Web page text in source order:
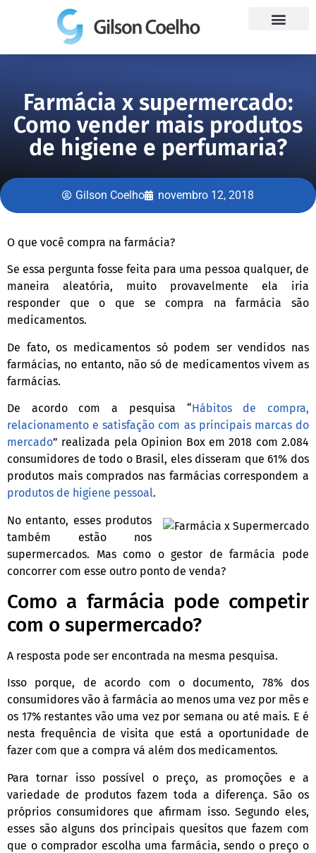
Farmácia x supermercado:
Como vender mais produtos
de higiene e perfumaria?
Gilson Coelho novembro 12, 2018
O que você compra na farmácia?
Se essa pergunta fosse feita para uma pessoa qualquer, de
maneira aleatória, muito provavelmente ela iria
responder que o que se compra na farmácia são
medicamentos.
De fato, os medicamentos só podem ser vendidos nas
farmácias, no entanto, não só de medicamentos vivem as
farmácias.
De acordo com a pesquisa “Hábitos de compra,
relacionamento e satisfação com as principais marcas do
mercado” realizada pela Opinion Box em 2018 com 2.084
consumidores de todo o Brasil, eles disseram que 61% dos
produtos mais comprados nas farmácias correspondem a
produtos de higiene pessoal.
No entanto, esses produtos
também estão nos
supermercados. Mas como o gestor de farmácia pode
concorrer com esse outro ponto de venda?
Como a farmácia pode competir
com o supermercado?
A resposta pode ser encontrada na mesma pesquisa.
Isso porque, de acordo com o documento, 78% dos
consumidores vão à farmácia ao menos uma vez por mês e
os 17% restantes vão uma vez por semana ou até mais. E é
nesta frequência de visita que está a oportunidade de
fazer com que a compra vá além dos medicamentos.
Para tornar isso possível o preço, as promoções e a
variedade de produtos fazem toda a diferença. São os
próprios consumidores que afirmam isso. Segundo eles,
esses são alguns dos principais quesitos que fazem com
que o comprador escolha uma farmácia, sendo o preço o